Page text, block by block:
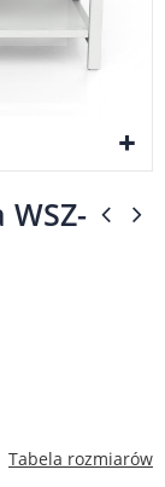
WSZ-
Tabela rozmiarów